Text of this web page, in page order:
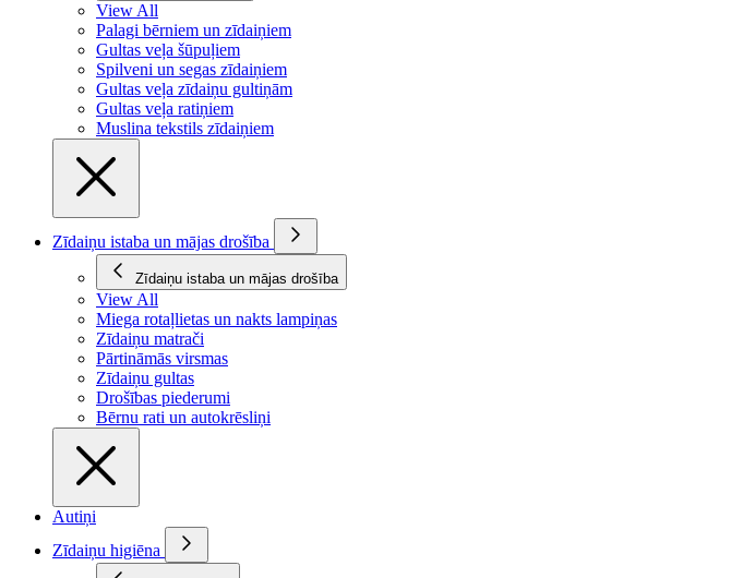
View All
Palagi bērniem un zīdaiņiem
Gultas veļa šūpuļiem
Spilveni un segas zīdaiņiem
Gultas veļa zīdaiņu gultiņām
Gultas veļa ratiņiem
Muslina tekstils zīdaiņiem
Zīdaiņu istaba un mājas drošība
Zīdaiņu istaba un mājas drošība
View All
Miega rotaļlietas un nakts lampiņas
Zīdaiņu matrači
Pārtināmās virsmas
Zīdaiņu gultas
Drošības piederumi
Bērnu rati un autokrēsliņi
Autiņi
Zīdaiņu higiēna